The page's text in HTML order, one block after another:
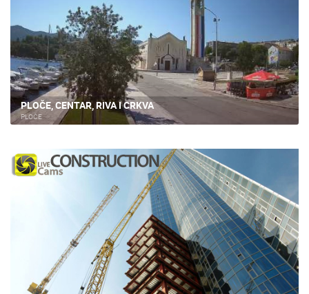
PLOČE, CENTAR, RIVA I CRKVA
PLOČE